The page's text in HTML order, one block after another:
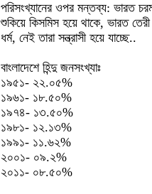
পরিসংখ্যানের ওপর মন্তব্য: ভারত
শুকিয়ে কিসমিস হয়ে থাকে, ভারত
ধর্ম, নেই তারা সন্ত্রাসী হয়ে যাচ্ছে..
বাংলাদেশে হিন্দু জনসংখ্যাঃ
১৯৫১- ২২.০৫%
১৯৬১- ১৮.৫০%
১৯৭৪- ১৩.৫০%
১৯৮১- ১২.১৩%
১৯৯১- ১১.৬২%
২০০১- ০৯.২%
২০১১- ০৮.৫০%